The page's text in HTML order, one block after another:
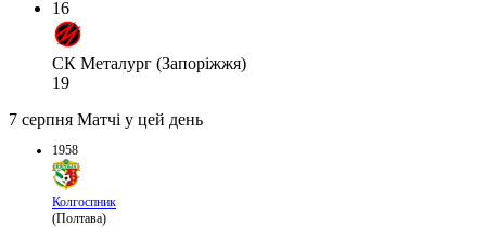
16
СК Металург (Запоріжжя)
19
7 серпня Матчі у цей день
1958
Колгоспник
(Полтава)